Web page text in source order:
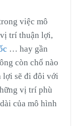
việc mô
trí thuận lợi,
… hay gần
còn chổ nào
lợi sẽ đi đôi với
vị trí phù
của mô hình